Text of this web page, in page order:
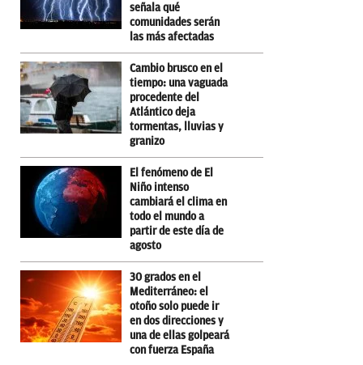
señala qué
comunidades serán
las más afectadas
Cambio brusco en el
tiempo: una vaguada
procedente del
Atlántico deja
tormentas, lluvias y
granizo
El fenómeno de El
Niño intenso
cambiará el clima en
todo el mundo a
partir de este día de
agosto
30 grados en el
Mediterráneo: el
otoño solo puede ir
en dos direcciones y
una de ellas golpeará
con fuerza España